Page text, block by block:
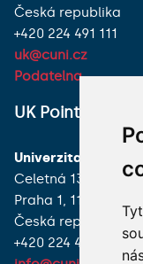
Česká republika
+420 224 491 111
uk@cuni.cz
Podatelna
UK Point
Univerzita Karlova
Celetná 13
Praha 1, 116 36
Česká republika
+420 224 491 850